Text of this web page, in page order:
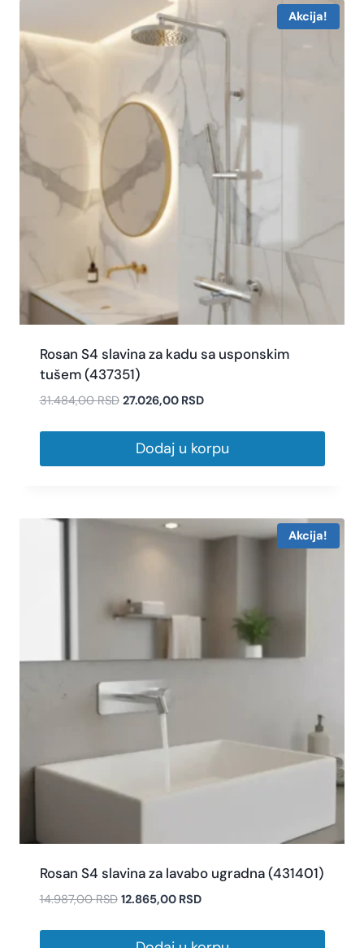
Akcija!
Rosan S4 slavina za kadu sa usponskim
tušem (437351)
31.484,00RSD 27.026,00 RSD
Dodaj u korpu
Akcija!
Rosan S4 slavina za lavabo ugradna (431401)
14.987,00RSD 12.865,00 RSD